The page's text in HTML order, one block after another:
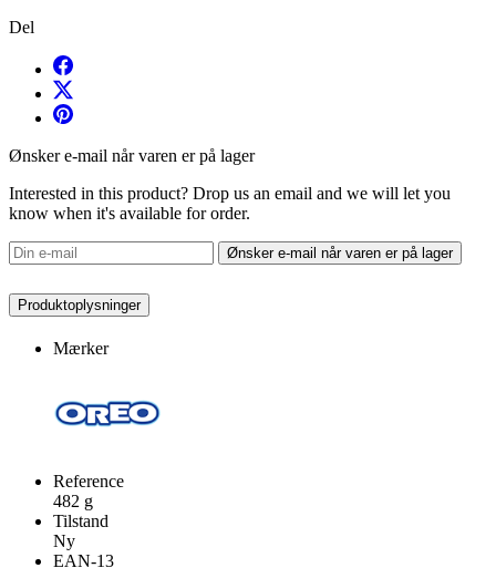
Del
Ønsker e-mail når varen er på lager
Interested in this product? Drop us an email and we will let you
know when it's available for order.
Ønsker e-mail når varen er på lager
Produktoplysninger
Mærker
Reference
482 g
Tilstand
Ny
EAN-13